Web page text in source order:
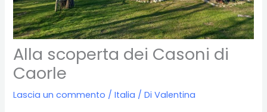
Alla scoperta dei Casoni di
Caorle
Lascia un commento /Italia / DiValentina